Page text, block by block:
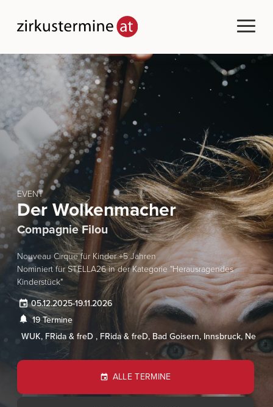
EVENT
Der Wolkenmacher
Compagnie Filou
Nouveau Cirque für Kinder +5 Jahren
Nominiert für STELLA26 in der Kategorie "Herausragendes
Kinderstück"
05.12.2025-19.11.2026
19 Termine
WUK, FRida & freD , FRida & freD, Bad Goisern, Innsbruck,
ALLE TERMINE